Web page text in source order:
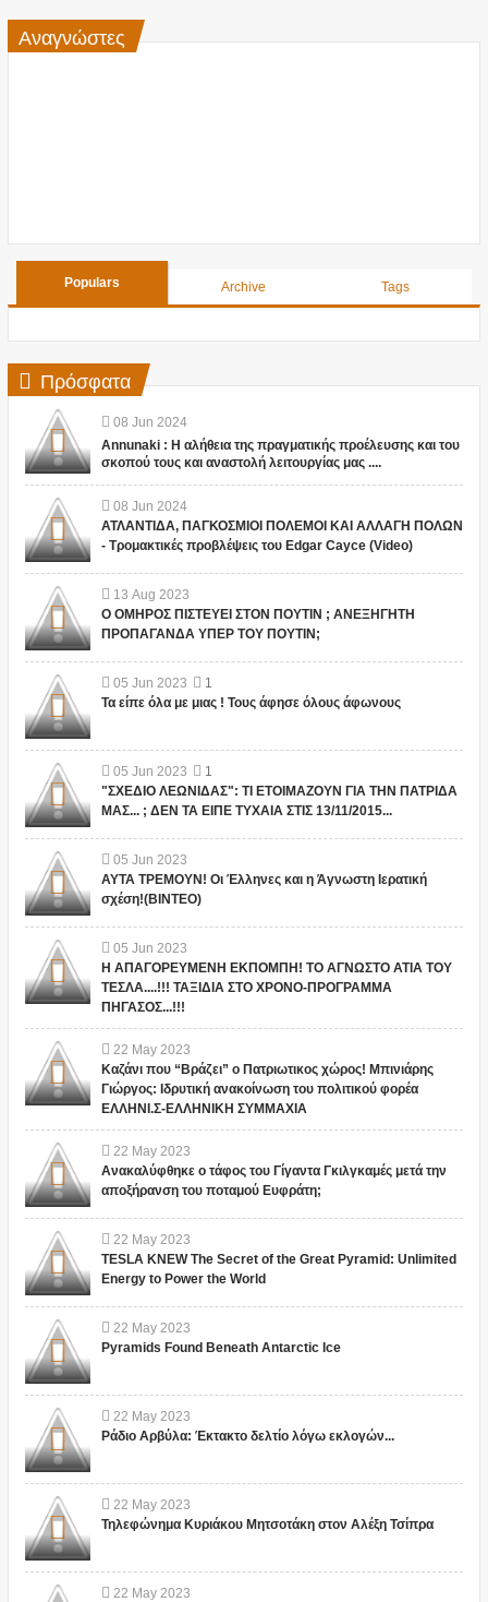
Αναγνώστες
Populars Archive Tags
Πρόσφατα
08 Jun 2024
Annunaki : Η αλήθεια της πραγματικής προέλευσης και του
σκοπού τους και αναστολή λειτουργίας μας ....
08 Jun 2024
ΑΤΛΑΝΤΙΔΑ, ΠΑΓΚΟΣΜΙΟΙ ΠΟΛΕΜΟΙ ΚΑΙ ΑΛΛΑΓΗ ΠΟΛΩΝ
- Τρομακτικές προβλέψεις του Edgar Cayce (Video)
13 Aug 2023
Ο ΟΜΗΡΟΣ ΠΙΣΤΕΥΕΙ ΣΤΟΝ ΠΟΥΤΙΝ ; ΑΝΕΞΗΓΗΤΗ
ΠΡΟΠΑΓΑΝΔΑ ΥΠΕΡ ΤΟΥ ΠΟΥΤΙΝ;
05 Jun 2023
1
Τα είπε όλα με μιας ! Τους άφησε όλους άφωνους
05 Jun 2023
1
"ΣΧΕΔΙΟ ΛΕΩΝΙΔΑΣ": ΤΙ ΕΤΟΙΜΑΖΟΥΝ ΓΙΑ ΤΗΝ ΠΑΤΡΙΔΑ
ΜΑΣ... ; ΔΕΝ ΤΑ ΕΙΠΕ ΤΥΧΑΙΑ ΣΤΙΣ 13/11/2015...
05 Jun 2023
ΑΥΤΑ ΤΡΕΜΟΥΝ! Οι Έλληνες και η Άγνωστη Ιερατική
σχέση!(ΒΙΝΤΕΟ)
05 Jun 2023
Η ΑΠΑΓΟΡΕΥΜΕΝΗ ΕΚΠΟΜΠΗ! ΤΟ ΑΓΝΩΣΤΟ ΑΤΙΑ ΤΟΥ
ΤΕΣΛΑ....!!! ΤΑΞΙΔΙΑ ΣΤΟ ΧΡΟΝΟ-ΠΡΟΓΡΑΜΜΑ
ΠΗΓΑΣΟΣ...!!!
22 May 2023
Καζάνι που “Βράζει” ο Πατριωτικος χώρος! Μπινιάρης
Γιώργος: Ιδρυτική ανακοίνωση του πολιτικού φορέα
ΕΛΛΗΝΙ.Σ-ΕΛΛΗΝΙΚΗ ΣΥΜΜΑΧΙΑ
22 May 2023
Ανακαλύφθηκε ο τάφος του Γίγαντα Γκιλγκαμές μετά την
αποξήρανση του ποταμού Ευφράτη;
22 May 2023
TESLA KNEW The Secret of the Great Pyramid: Unlimited
Energy to Power the World
22 May 2023
Pyramids Found Beneath Antarctic Ice
22 May 2023
Ράδιο Αρβύλα: Έκτακτο δελτίο λόγω εκλογών...
22 May 2023
Τηλεφώνημα Κυριάκου Μητσοτάκη στον Αλέξη Τσίπρα
22 May 2023